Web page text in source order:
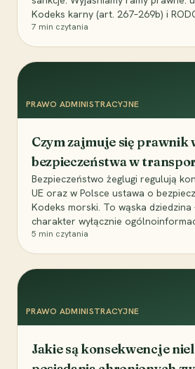
Kodeks karny (art. 267–269b) i
7 min czytania
PRAWO ADMINISTRACYJNE
Czym zajmuje się prawnik
bezpieczeństwa w
Bezpieczeństwo żeglugi regulują
UE oraz w Polsce ustawa o
Kodeks morski. To wąska dziedzina
charakter wyłącznie
5 min czytania
PRAWO ADMINISTRACYJNE
Jakie są konsekwencje